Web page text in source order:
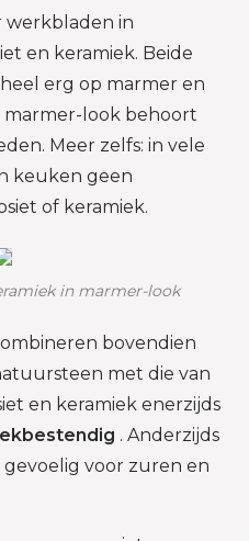
werkbladen in
en keramiek. Beide
erg op marmer en
marmer-look behoort
Meer zelfs: in vele
keuken geen
of keramiek.
in marmer-look
bovendien
met die van
en keramiek enerzijds
. Anderzijds
voor zuren en